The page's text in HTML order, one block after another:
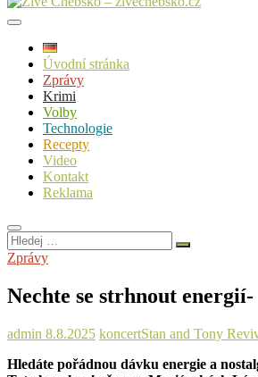
Úvodní stránka
Zprávy
Krimi
Volby
Technologie
Recepty
Video
Kontakt
Reklama
Hledej
…
Zprávy
Nechte se strhnout
admin 8.8.2025 koncertStan and Tony
Hledáte pořádnou dávku energie a